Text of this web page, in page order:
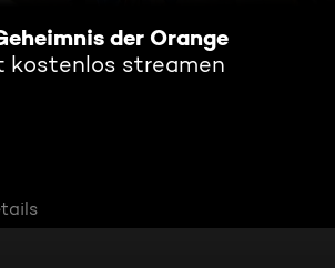
der Orange
kostenlos streamen